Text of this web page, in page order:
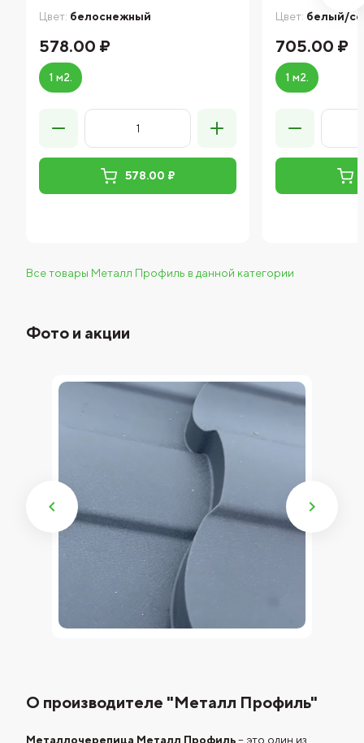
Цвет: белоснежный
578.00 ₽
1 м2.
578.00 ₽
Цвет: белый/
705.00 ₽
1 м2.
Все товары Металл Профиль в данной категории
Фото и акции
О производителе "Металл Профиль"
Металлочерепица Металл Профиль– это один из